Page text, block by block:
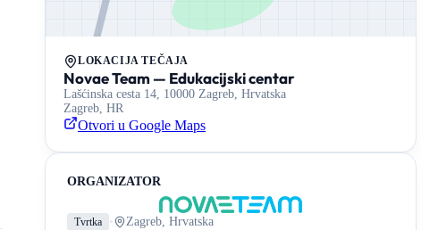
LOKACIJA TEČAJA
Novae Team — Edukacijski centar
Lašćinska cesta 14, 10000 Zagreb, Hrvatska
Zagreb, HR
Otvori u Google Maps
ORGANIZATOR
Tvrtka •
Zagreb, Hrvatska